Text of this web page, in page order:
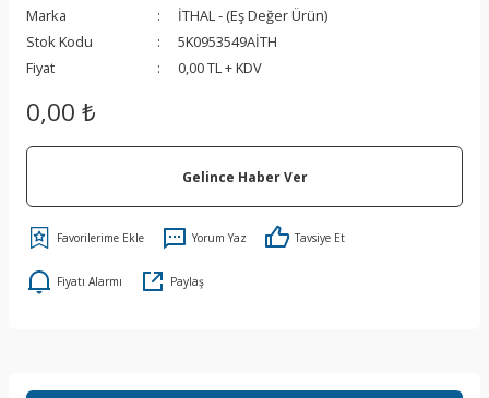
Marka
İTHAL - (Eş Değer Ürün)
Stok Kodu
5K0953549AİTH
Fiyat
0,00 TL + KDV
0,00 ₺
Gelince Haber Ver
Yorum Yaz Tavsiye Et
Fiyatı Alarmı Paylaş